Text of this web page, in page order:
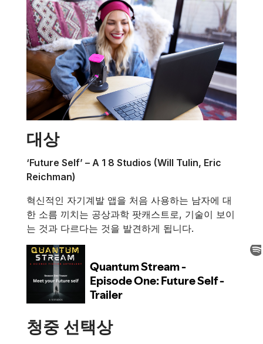
대상
‘Future Self’ – A 1 8 Studios (Will Tulin, Eric
Reichman)
혁신적인 자기계발 앱을 처음 사용하는 남자에 대
한 소름 끼치는 공상과학 팟캐스트로, 기술이 보이
는 것과 다르다는 것을 발견하게 됩니다.
청중 선택상